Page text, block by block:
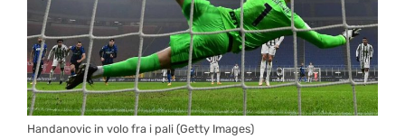
Handanovic in volo fra i pali (Getty Images)